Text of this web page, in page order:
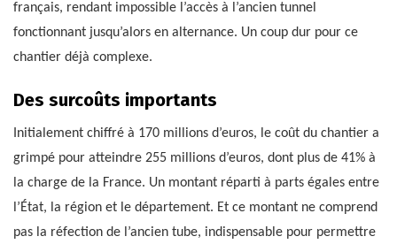
français, rendant impossible l’accès à l’ancien tunnel
fonctionnant jusqu’alors en alternance. Un coup dur pour ce
chantier déjà complexe.
Des surcoûts importants
Initialement chiffré à 170 millions d’euros, le coût du chantier a
grimpé pour atteindre 255 millions d’euros, dont plus de 41% à
la charge de la France. Un montant réparti à parts égales entre
l’État, la région et le département. Et ce montant ne comprend
pas la réfection de l’ancien tube, indispensable pour permettre